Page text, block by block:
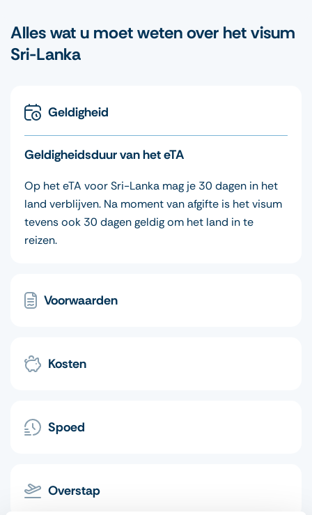
Alles wat u moet weten over het visum
Sri-Lanka
Geldigheid
Geldigheidsduur van het eTA
Op het eTA voor Sri-Lanka mag je 30 dagen in het
land verblijven. Na moment van afgifte is het visum
tevens ook 30 dagen geldig om het land in te
reizen.
Voorwaarden
Kosten
Spoed
Overstap